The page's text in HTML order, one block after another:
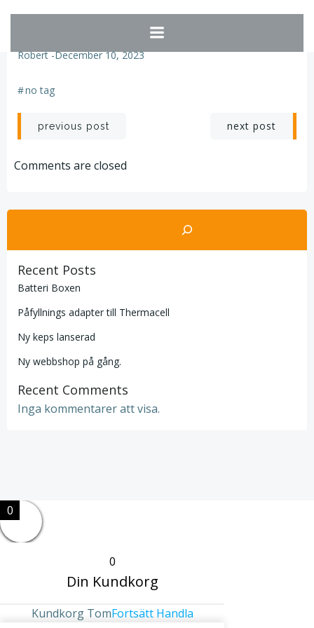
till
innehåll
Robert -December 10, 2023
#no tag
Post
navigation
previous post next post
Comments are closed
Sök
Recent Posts
Batteri Boxen
Påfyllnings adapter till Thermacell
Ny keps lanserad
Ny webbshop på gång.
Recent Comments
Inga kommentarer att visa.
0
0
Din Kundkorg
Kundkorg TomFortsätt Handla